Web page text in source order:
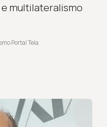
multilateralismo
Portal Tela